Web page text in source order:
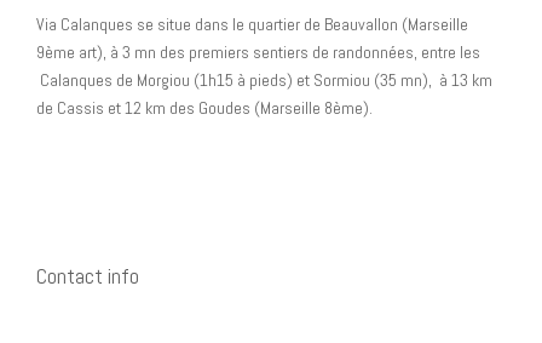
Via Calanques se situe dans le quartier de Beauvallon (Marseille
9ème art), à 3 mn des premiers sentiers de randonnées, entre les
Calanques de Morgiou (1h15 à pieds) et Sormiou (35 mn), à 13 km
de Cassis et 12 km des Goudes (Marseille 8ème).
Contact info